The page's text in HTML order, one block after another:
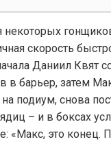
скорость
Даниил Квят
в барьер, затем
подиум, снова
– и в боксах
«Макс, это конец.